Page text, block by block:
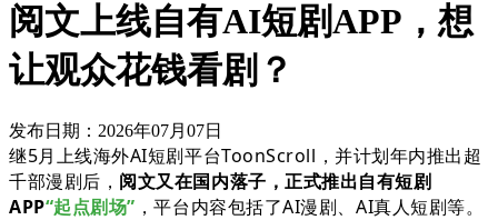
阅文上线自有AI短剧APP，想
让观众花钱看剧？
发布日期：2026年07月07日
继5月上线海外AI短剧平台ToonScroll，并计划年内推出超
千部漫剧后， 阅文又在国内落子，正式推出自有短剧
APP“起点剧场” ，平台内容包括了AI漫剧、AI真人短剧等。